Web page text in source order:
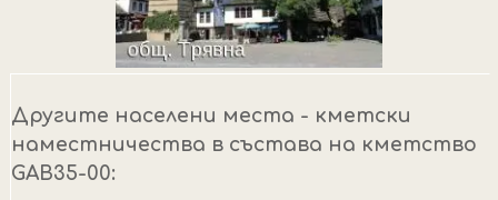
Другите населени места - кметски
наместничества в състава на кметство
GAB35-00: